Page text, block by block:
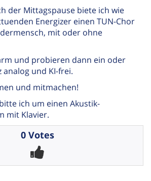
der Mittagspause biete ich wie
Energizer einen TUN-Chor
mit oder ohne
und probieren dann ein oder
analog und KI-frei.
und mitmachen!
ich um einen Akustik-
mit Klavier.
0 Votes